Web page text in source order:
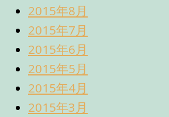
2015年8月
2015年7月
2015年6月
2015年5月
2015年4月
2015年3月